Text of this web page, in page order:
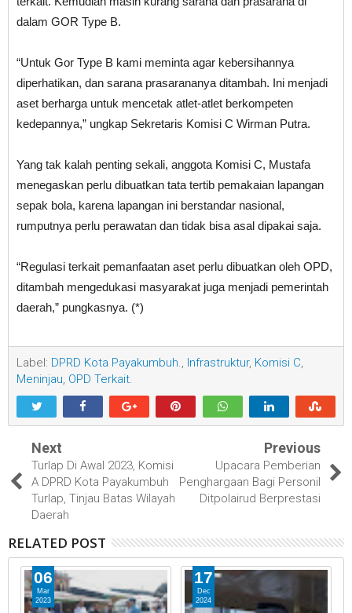
dalam GOR Type B.
“Untuk Gor Type B kami meminta agar kebersihannya
diperhatikan, dan sarana prasarananya ditambah. Ini menjadi
aset berharga untuk mencetak atlet-atlet berkompeten
kedepannya,” ungkap Sekretaris Komisi C Wirman Putra.
Yang tak kalah penting sekali, anggota Komisi C, Mustafa
menegaskan perlu dibuatkan tata tertib pemakaian lapangan
sepak bola, karena lapangan ini berstandar nasional,
rumputnya perlu perawatan dan tidak bisa asal dipakai saja.
“Regulasi terkait pemanfaatan aset perlu dibuatkan oleh OPD,
ditambah mengedukasi masyarakat juga menjadi pemerintah
daerah,” pungkasnya. (*)
Label: DPRD Kota Payakumbuh., Infrastruktur, Komisi C,
Meninjau, OPD Terkait.
Next
Turlap Di Awal 2023, Komisi
A DPRD Kota Payakumbuh
Turlap, Tinjau Batas Wilayah
Daerah
Previous
Upacara Pemberian
Penghargaan Bagi Personil
Ditpolairud Berprestasi
RELATED POST
06
Mar
2023
17
Dec
2024